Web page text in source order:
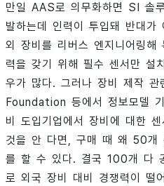
만일 AAS로 의무화하면 SI 솔
발하는데 인력이 투입돼 반대가
외 장비를 리버스 엔지니어링해
력을 갖기 위해 필수 센서만 설
우가 많다. 그러나 장비 제작
Foundation 등에서 정보모델
비 도입기업에서 장비에 대한
것을 안 다면, 구매 때 왜 50개
를 할 수 있다. 결국 100개 다
로 외국 장비 대비 경쟁력이 떨